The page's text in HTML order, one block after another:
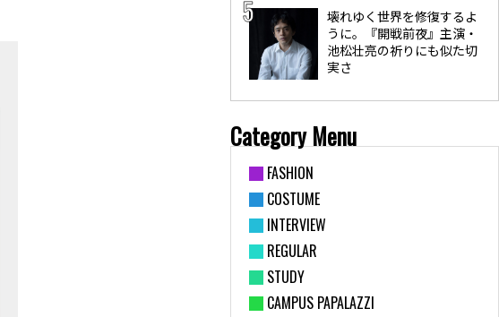
壊れゆく世界を修復するよ
うに。『開戦前夜』主演・
池松壮亮の祈りにも似た切
実さ
Category Menu
FASHION
COSTUME
INTERVIEW
REGULAR
STUDY
CAMPUS PAPALAZZI